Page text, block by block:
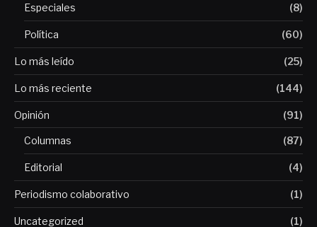
Especiales (8)
Política (60)
Lo más leído (25)
Lo más reciente (144)
Opinión (91)
Columnas (87)
Editorial (4)
Periodismo colaborativo (1)
Uncategorized (1)